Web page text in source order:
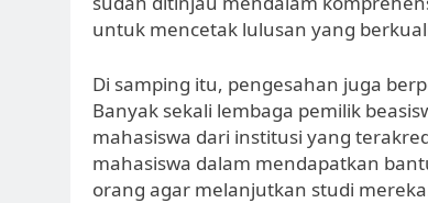
untuk mencetak lulusan yang
Di samping itu, pengesahan juga
Banyak sekali lembaga pemilik
mahasiswa dari institusi yang
mahasiswa dalam mendapatkan
orang agar melanjutkan studi